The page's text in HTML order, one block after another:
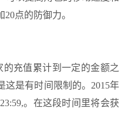
点的防御力。
充值累计到一定的金额之
这是有时间限制的。2015年
。在这段时间里将会获